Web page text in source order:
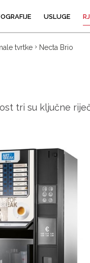
USLUGE
tvrtke Necta Brio
tri su ključne